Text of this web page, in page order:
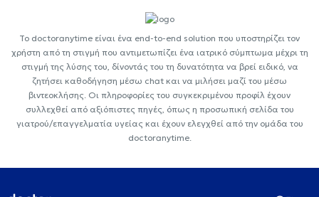
Το doctoranytime είναι ένα end-to-end solution που υποστηρίζει τον
χρήστη από τη στιγμή που αντιμετωπίζει ένα ιατρικό σύμπτωμα μέχρι τη
στιγμή της λύσης του, δίνοντάς του τη δυνατότητα να βρεί ειδικό, να
ζητήσει καθοδήγηση μέσω chat και να μιλήσει μαζί του μέσω
βιντεοκλήσης. Οι πληροφορίες του συγκεκριμένου προφίλ έχουν
συλλεχθεί από αξιόπιστες πηγές, όπως η προσωπική σελίδα του
γιατρού/επαγγελματία υγείας και έχουν ελεγχθεί από την ομάδα του
doctoranytime.